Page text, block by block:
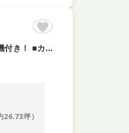
【LDK１８帖】 ■南西向きバルコニーにつき陽当たり良好！ ■雨の日にも便利な浴室乾燥機付き！ ■カースペース１台分あり
坪）